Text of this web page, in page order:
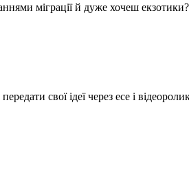
міграції й дуже хочеш
свої ідеї через есе і